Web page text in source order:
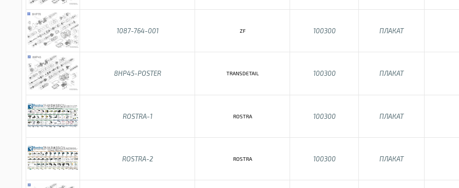
1087-764-001 ZF 100300 ПЛАКАТ
8HP45-POSTER TRANSDETAIL 100300 ПЛАКАТ
ROSTRA-1 ROSTRA 100300 ПЛАКАТ
ROSTRA-2 ROSTRA 100300 ПЛАКАТ